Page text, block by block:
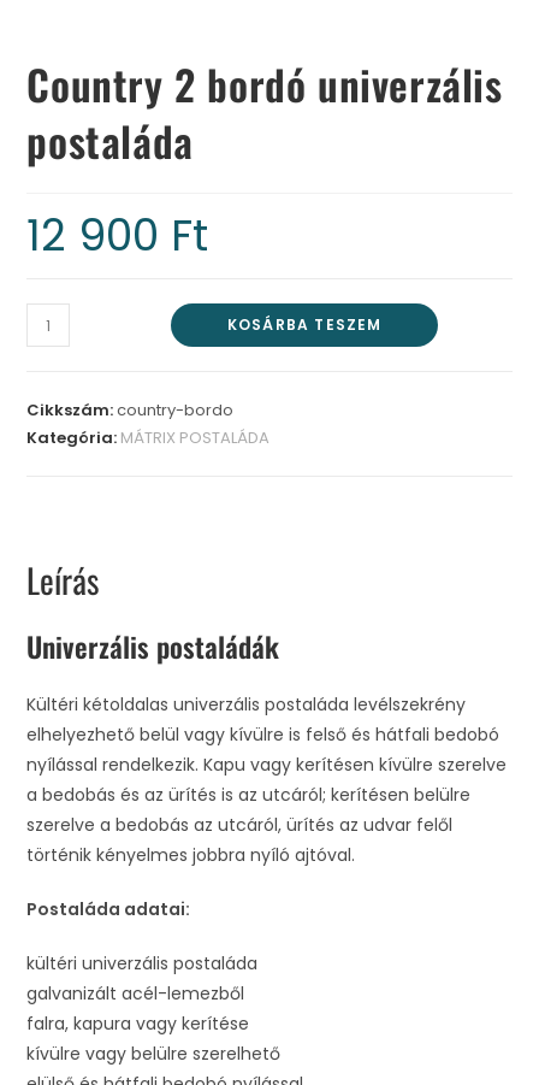
Country 2 bordó univerzális
postaláda
12 900 Ft
KOSÁRBA TESZEM
Cikkszám:country-bordo
Kategória: MÁTRIX POSTALÁDA
Leírás
Univerzális postaládák
Kültéri kétoldalas univerzális postaláda levélszekrény
elhelyezhető belül vagy kívülre is felső és hátfali bedobó
nyílással rendelkezik. Kapu vagy kerítésen kívülre szerelve
a bedobás és az ürítés is az utcáról; kerítésen belülre
szerelve a bedobás az utcáról, ürítés az udvar felől
történik kényelmes jobbra nyíló ajtóval.
Postaláda adatai:
kültéri univerzális postaláda
galvanizált acél-lemezből
falra, kapura vagy kerítése
kívülre vagy belülre szerelhető